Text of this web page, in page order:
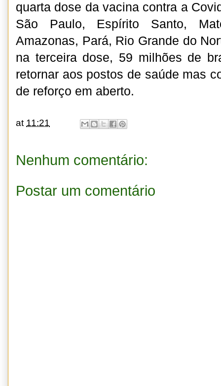
quarta dose da vacina contra a
São Paulo, Espírito Santo,
Amazonas, Pará, Rio Grande do
na terceira dose, 59 milhões de
retornar aos postos de saúde mas
de reforço em aberto.
at 11:21
Nenhum comentário:
Postar um comentário